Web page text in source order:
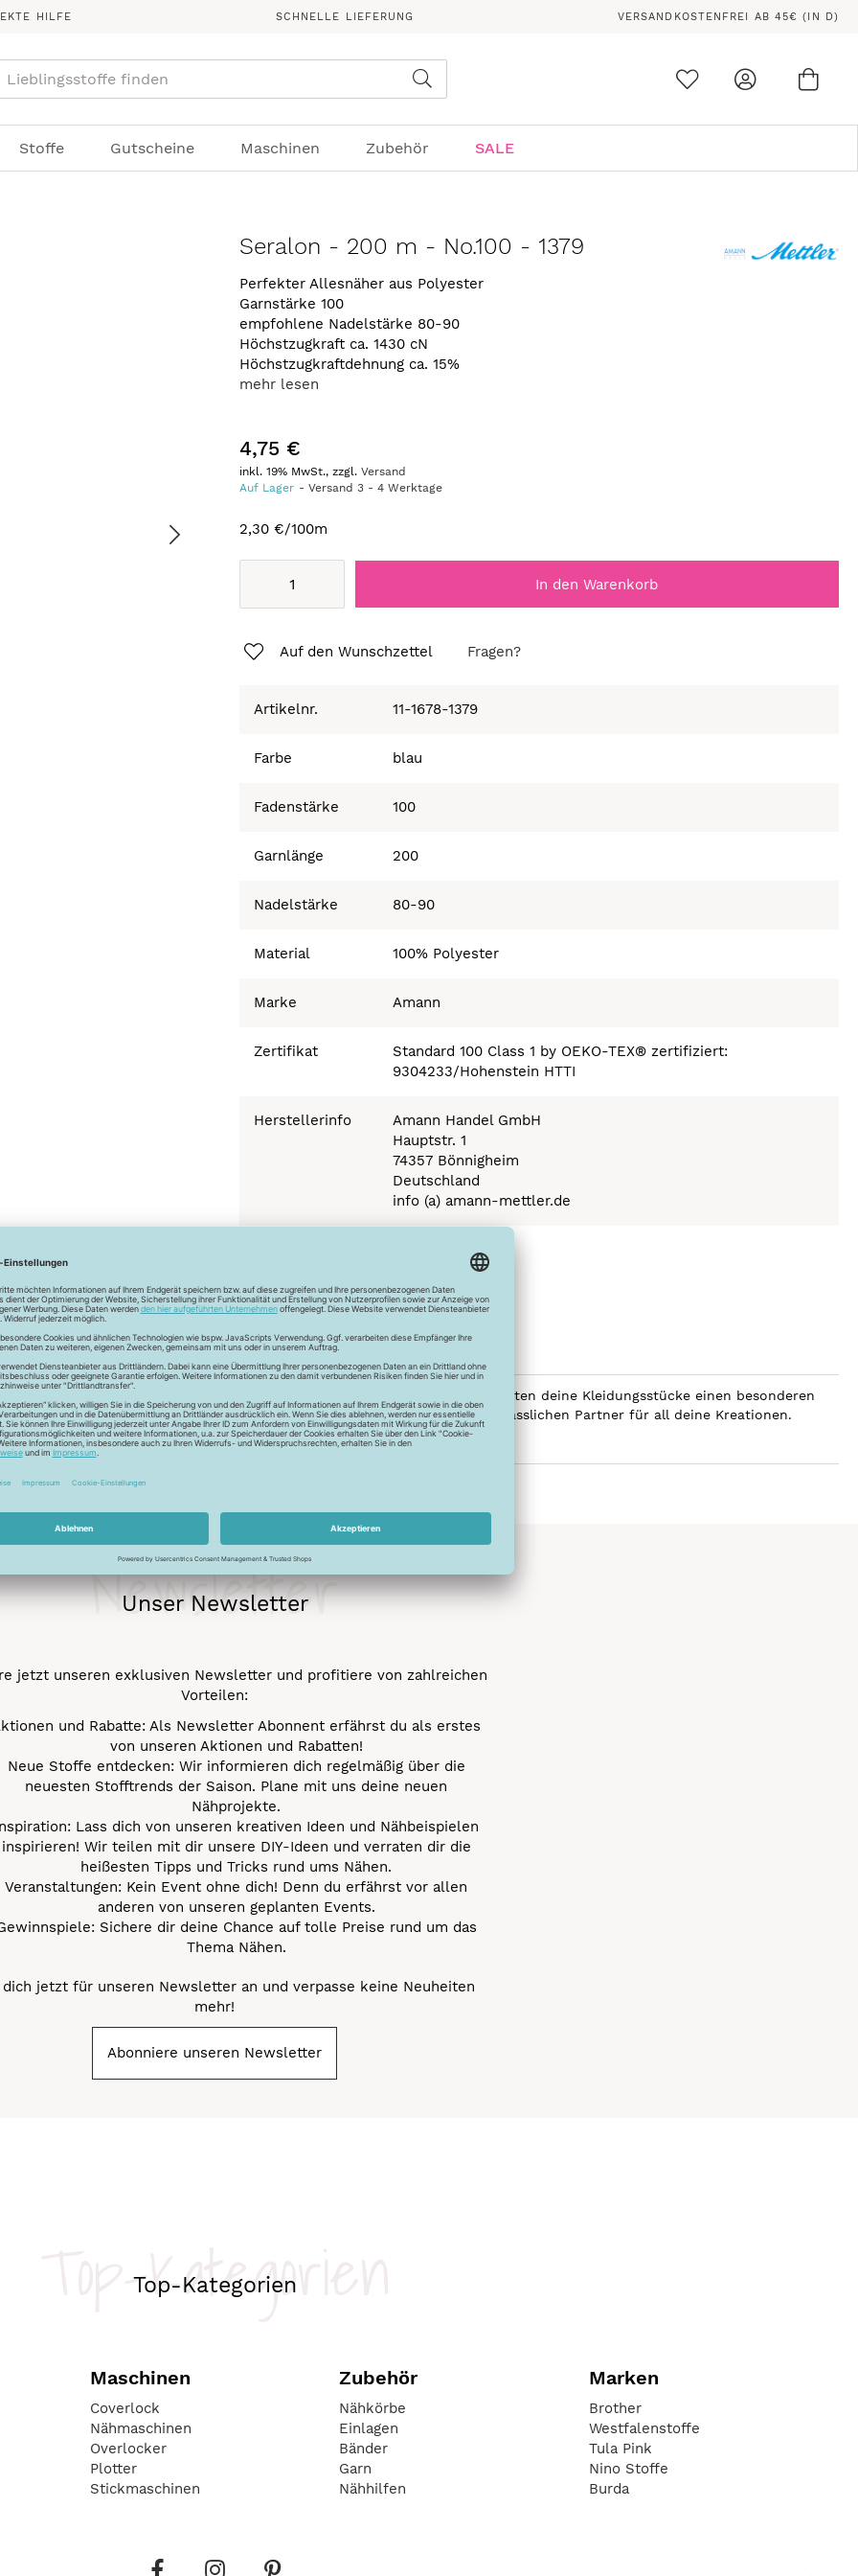
HILFE SCHNELLE LIEFERUNG VERSANDKOSTENFREI AB 45€ (IN D)
Stoffe Gutscheine Maschinen Zubehör SALE
Seralon - 200 m - No.100 - 1379
Perfekter Allesnäher aus Polyester
Garnstärke 100
empfohlene Nadelstärke 80-90
Höchstzugkraft ca. 1430 cN
Höchstzugkraftdehnung ca. 15%
mehr lesen
4,75 €
inkl. 19% MwSt., zzgl.Versand
Auf Lager
Versand3 -4 Werktage
2,30 €/100m
In den Warenkorb
Auf den Wunschzettel Fragen?
Artikelnr. 11-1678-1379
Farbe blau
Fadenstärke 100
Garnlänge 200
Nadelstärke 80-90
Material 100% Polyester
Marke Amann
Zertifikat
Standard 100 Class 1 by OEKO-TEX® zertifiziert:
9304233/Hohenstein HTTI
Herstellerinfo
Amann Handel GmbH
Hauptstr. 1
74357 Bönnigheim
Deutschland
info (a) amann-mettler.de
Seide - Kleider machen Leute. Mit dem Universalfaden SERALON erhalten deine Kleidungsstücke einen besonderen
und die idealen Gleiteigenschaftten machen den Allesnäher zum verlässlichen Partner für all deine Kreationen.
werden.
Unser Newsletter
Newsletter
jetzt unseren exklusiven Newsletter und profitiere von zahlreichen
Vorteilen:
und Rabatte: Als Newsletter Abonnent erfährst du als erstes
von unseren Aktionen und Rabatten!
Neue Stoffe entdecken: Wir informieren dich regelmäßig über die
neuesten Stofftrends der Saison. Plane mit uns deine neuen
Nähprojekte.
Lass dich von unseren kreativen Ideen und Nähbeispielen
inspirieren! Wir teilen mit dir unsere DIY-Ideen und verraten dir die
heißesten Tipps und Tricks rund ums Nähen.
Veranstaltungen: Kein Event ohne dich! Denn du erfährst vor allen
anderen von unseren geplanten Events.
Sichere dir deine Chance auf tolle Preise rund um das
Thema Nähen.
dich jetzt für unseren Newsletter an und verpasse keine Neuheiten
mehr!
Abonniere unseren Newsletter
Top-Kategorien
Top-Kategorien
Maschinen
Coverlock
Nähmaschinen
Overlocker
Plotter
Stickmaschinen
Zubehör
Nähkörbe
Einlagen
Bänder
Garn
Nähhilfen
Marken
Brother
Westfalenstoffe
Tula Pink
Nino Stoffe
Burda